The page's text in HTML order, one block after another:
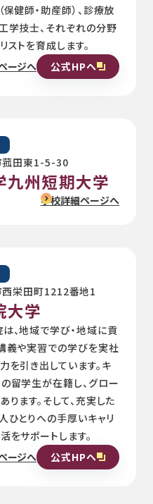
健師・助産師）、診療放
学技士、それぞれの分野
トを育成します。
ージへ
公式HPへ
菰田東1-5-30
九州短期大学
学校詳細ページへ
栄田町1212番地1
大学
、地域で学び・地域に貢
義や実習での学びを実社
を引き出しています。キ
留学生が在籍し、グロー
ます。そして、充実した
ひとりへの手厚いキャリ
をサポートします。
ージへ
公式HPへ